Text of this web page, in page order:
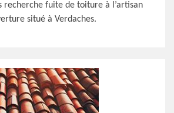
recherche fuite de toiture à l’artisan
situé à Verdaches.